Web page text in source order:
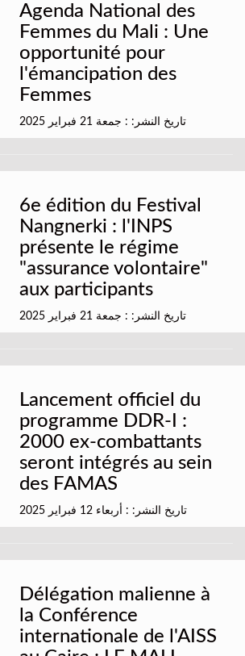
Agenda National des
Femmes du Mali : Une
opportunité pour
l'émancipation des
Femmes
تاريخ النشر: : جمعة 21 فبراير 2025
6e édition du Festival
Nangnerki : l'INPS
présente le régime
"assurance volontaire"
aux participants
تاريخ النشر: : جمعة 21 فبراير 2025
Lancement officiel du
programme DDR-I :
2000 ex-combattants
seront intégrés au sein
des FAMAS
تاريخ النشر: : أربعاء 12 فبراير 2025
Délégation malienne à
la Conférence
internationale de l'AISS